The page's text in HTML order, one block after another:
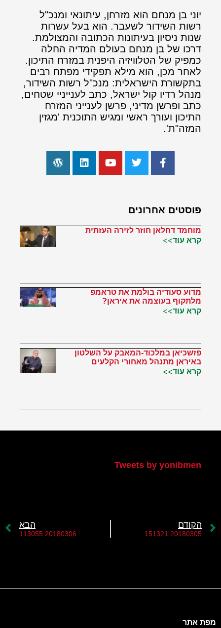
יוני בן מנחם הוא מזרחן, עיתונאי ומנכ"ל
רשות השידור לשעבר. הוא בעל עשרות
שנות ניסיון בעיתונות הכתובה והמצולמת.
דרכו של בן מנחם בעולם המדיה החלה
כמפיק של הטלוויזיה היפנית במזרח התיכון.
לאחר מכן, הוא מילא תפקידי מפתח רבים
בתקשורת הישראלית: מנכ"ל רשות השידור,
מנהל רדיו קול ישראל, כתב לענייניי שטחים,
כתב ופרשן מדיני, פרשן לענייני המזרח
התיכון ועורך ראשי ומגיש התוכנית 'מגזין
המזה"ת'.
פוסטים אחרונים
מוחמד דחלאן חוזר לזירה העזתית
קרא עוד>>
מדוע סעודיה בולמת את טראמפ
מלתקוף בעוצמה את איראן?
קרא עוד>>
פזשכיאן במלכוד-המאבק על השלטון
באיראן מתנהל מאחורי הקלעים
קרא עוד>>
Tweets by yonibmen
הקודם
20180305 151321
הבא
20180306 113055
מפת אתר